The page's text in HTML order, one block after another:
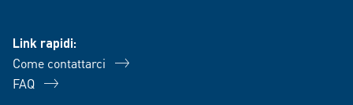
Link rapidi:
Come contattarci
FAQ